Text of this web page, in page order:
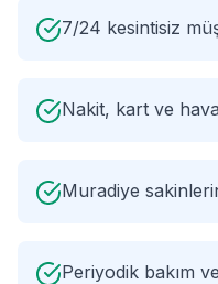
7/24 kesintisiz
Nakit, kart ve
Muradiye
Periyodik bakım